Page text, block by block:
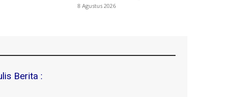
8 Agustus 2026
Berita :